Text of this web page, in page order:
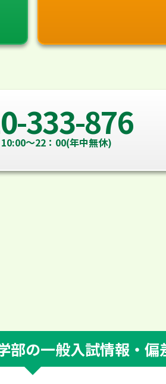
333-876
～22：00(年中無休)
部の一般入試情報・偏